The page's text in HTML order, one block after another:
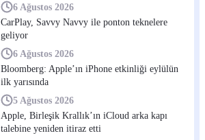
6 Ağustos 2026
CarPlay, Savvy Navvy ile ponton teknelere
geliyor
6 Ağustos 2026
Bloomberg: Apple’ın iPhone etkinliği eylülün
ilk yarısında
5 Ağustos 2026
Apple, Birleşik Krallık’ın iCloud arka kapı
talebine yeniden itiraz etti